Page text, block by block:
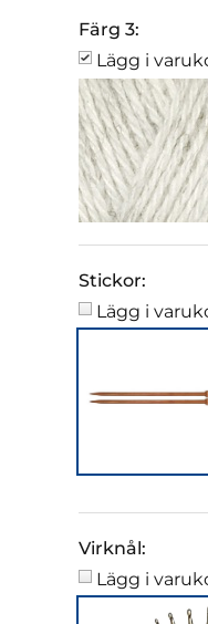
Färg 3:
Lägg i
Stickor:
Lägg i
Virknål:
Lägg i